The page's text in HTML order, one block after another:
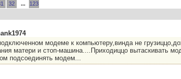
32 ...
123
модеме к компьютеру,винда не
матери и стоп-машина....Приходиццо вытаскивать
подсоединять модем...